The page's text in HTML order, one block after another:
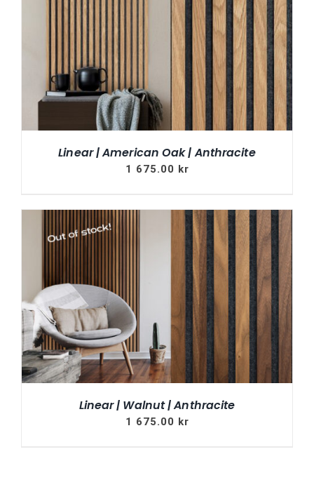
Linear | American Oak | Anthracite
1 675.00 kr
Linear | Walnut | Anthracite
1 675.00 kr